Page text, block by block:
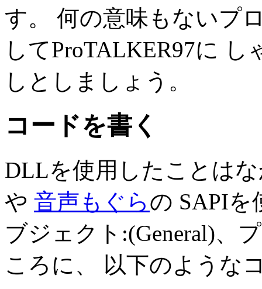
す。 何の意味もないプ
してProTALKER97に
しとしましょう。
コードを書く
DLLを使用したことは
や 音声もぐらの SAPIを
ブジェクト:(General)、
ころに、 以下のような